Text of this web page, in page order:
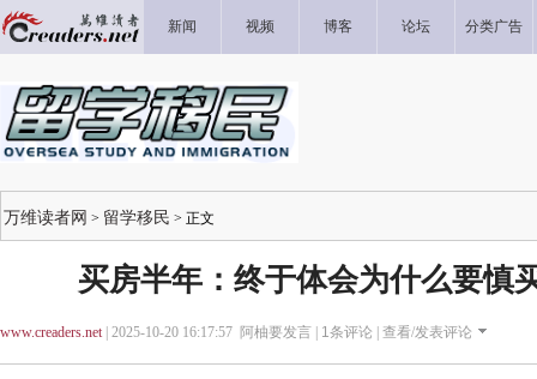
新闻 视频 博客 论坛 分类广告
万维读者网 > 留学移民 > 正文
买房半年：终于体会为什么要慎
www.creaders.net| 2025-10-20 16:17:57 阿柚要发言 | 1条评论 | 查看/发表评论